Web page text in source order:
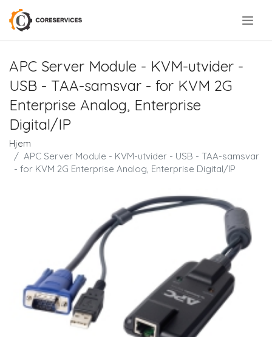
APC Server Module - KVM-utvider -
USB - TAA-samsvar - for KVM 2G
Enterprise Analog, Enterprise
Digital/IP
Hjem
APC Server Module - KVM-utvider - USB - TAA-samsvar
- for KVM 2G Enterprise Analog, Enterprise Digital/IP